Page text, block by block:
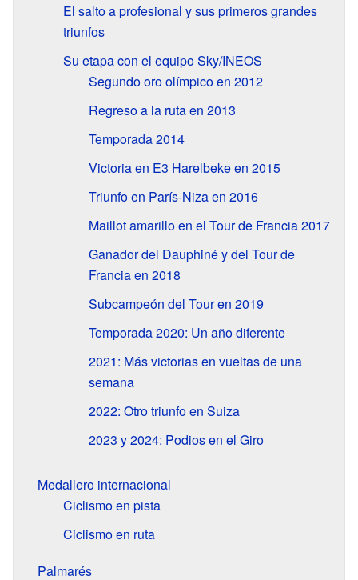
El salto a profesional y sus primeros grandes
triunfos
Su etapa con el equipo Sky/INEOS
Segundo oro olímpico en 2012
Regreso a la ruta en 2013
Temporada 2014
Victoria en E3 Harelbeke en 2015
Triunfo en París-Niza en 2016
Maillot amarillo en el Tour de Francia 2017
Ganador del Dauphiné y del Tour de
Francia en 2018
Subcampeón del Tour en 2019
Temporada 2020: Un año diferente
2021: Más victorias en vueltas de una
semana
2022: Otro triunfo en Suiza
2023 y 2024: Podios en el Giro
Medallero internacional
Ciclismo en pista
Ciclismo en ruta
Palmarés